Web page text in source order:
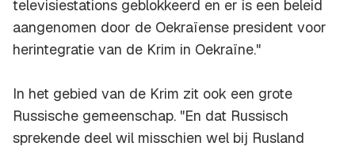
televisiestations geblokkeerd en er is een beleid
aangenomen door de Oekraïense president voor
herintegratie van de Krim in Oekraïne."
In het gebied van de Krim zit ook een grote
Russische gemeenschap. "En dat Russisch
sprekende deel wil misschien wel bij Rusland